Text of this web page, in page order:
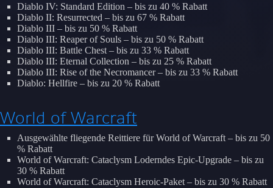
Diablo IV: Standard Edition – bis zu 40 % Rabatt
Diablo II: Resurrected – bis zu 67 % Rabatt
Diablo III – bis zu 50 % Rabatt
Diablo III: Reaper of Souls – bis zu 50 % Rabatt
Diablo III: Battle Chest – bis zu 33 % Rabatt
Diablo III: Eternal Collection – bis zu 25 % Rabatt
Diablo III: Rise of the Necromancer – bis zu 33 % Rabatt
Diablo: Hellfire – bis zu 20 % Rabatt
World of Warcraft
Ausgewählte fliegende Reittiere für World of Warcraft – bis zu 50
% Rabatt
World of Warcraft: Cataclysm Loderndes Epic-Upgrade – bis zu
30 % Rabatt
World of Warcraft: Cataclysm Heroic-Paket – bis zu 30 % Rabatt